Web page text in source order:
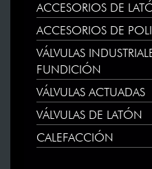
ACCESORIOS DE
ACCESORIOS DE
VÁLVULAS
FUNDICIÓN
VÁLVULAS ACTUADAS
VÁLVULAS DE LATÓN
CALEFACCIÓN